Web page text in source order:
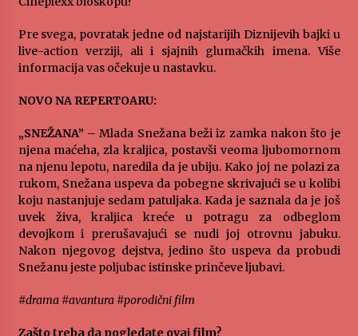
3 months ago
3 months ago
Povratak u kancelarije časopisa Runway u filmu
,,Đavo nosi Pradu 2“
3 months ago
CINEPLEXX NIŠ BIOSKOP PROSLAVLJA ROĐENDAN
18. APRILA
4 months ago
ЛИТУРГИЈА
Pre svega, povratak jedne od najstarijih Diznijevih bajki u
live-action verziji, ali i sjajnih glumačkih imena. Više
informacija vas očekuje u nastavku.
NOVO NA REPERTOARU:
„SNEŽANA” – Mlada Snežana beži iz zamka nakon što je
njena maćeha, zla kraljica, postavši veoma ljubomornom
na njenu lepotu, naredila da je ubiju. Kako joj ne polazi za
rukom, Snežana uspeva da pobegne skrivajući se u kolibi
koju nastanjuje sedam patuljaka. Kada je saznala da je još
uvek živa, kraljica kreće u potragu za odbeglom
devojkom i prerušavajući se nudi joj otrovnu jabuku.
Nakon njegovog dejstva, jedino što uspeva da probudi
Snežanu jeste poljubac istinske prinčeve ljubavi.
#drama #avantura #porodični film
Zašto treba da pogledate ovaj film?